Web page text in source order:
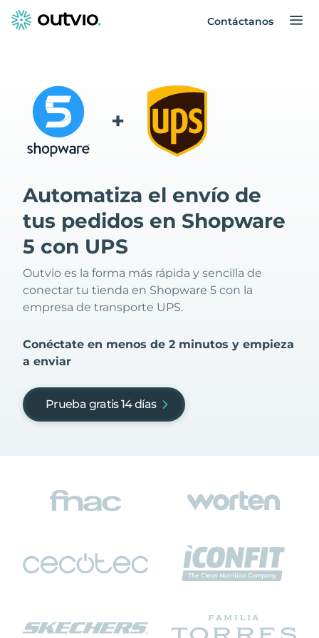
Contáctanos
+
Automatiza el envío de
tus pedidos en Shopware
5 con UPS
Outvio es la forma más rápida y sencilla de
conectar tu tienda en Shopware 5 con la
empresa de transporte UPS.
Conéctate en menos de 2 minutos y empieza
a enviar
Prueba gratis 14 días